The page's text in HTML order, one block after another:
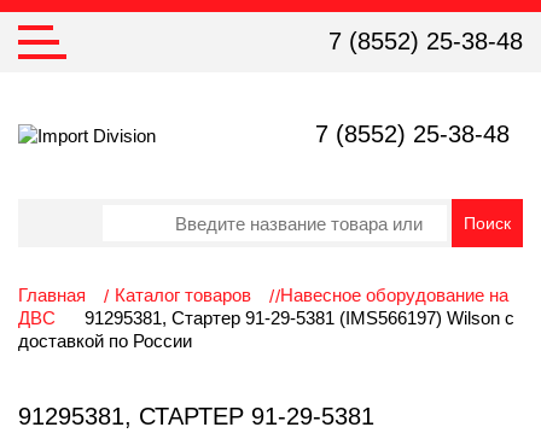
7 (8552) 25-38-48
7 (8552) 25-38-48
Главная Каталог товаров
Навесное оборудование на
ДВС
91295381, Стартер 91-29-5381 (IMS566197) Wilson с
доставкой по России
91295381, СТАРТЕР 91-29-5381